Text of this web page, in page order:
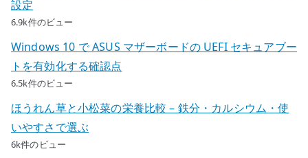
設定
6.9k件のビュー
Windows 10 で ASUS マザーボードの UEFI セキュアブー
トを有効化する確認点
6.5k件のビュー
ほうれん草と小松菜の栄養比較 – 鉄分・カルシウム・使
いやすさで選ぶ
6k件のビュー